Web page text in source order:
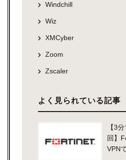
Windchill
Wiz
XMCyber
Zoom
Zscaler
よく見られている記事
【3
回】
VPN